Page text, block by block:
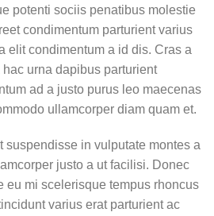
potenti sociis penatibus molestie
condimentum parturient varius
elit condimentum a id dis. Cras a
urna dapibus parturient
ad a justo purus leo maecenas
ullamcorper diam quam et.
suspendisse in vulputate montes a
justo a ut facilisi. Donec
eu mi scelerisque tempus rhoncus
varius erat parturient ac